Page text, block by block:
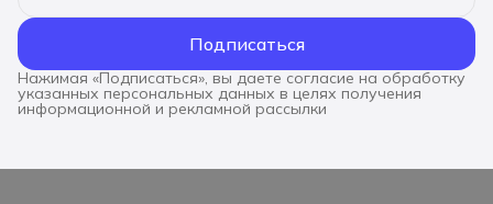
Подписаться
Нажимая «Подписаться», вы даете согласие на обработку
указанных персональных данных в целях получения
информационной и рекламной рассылки